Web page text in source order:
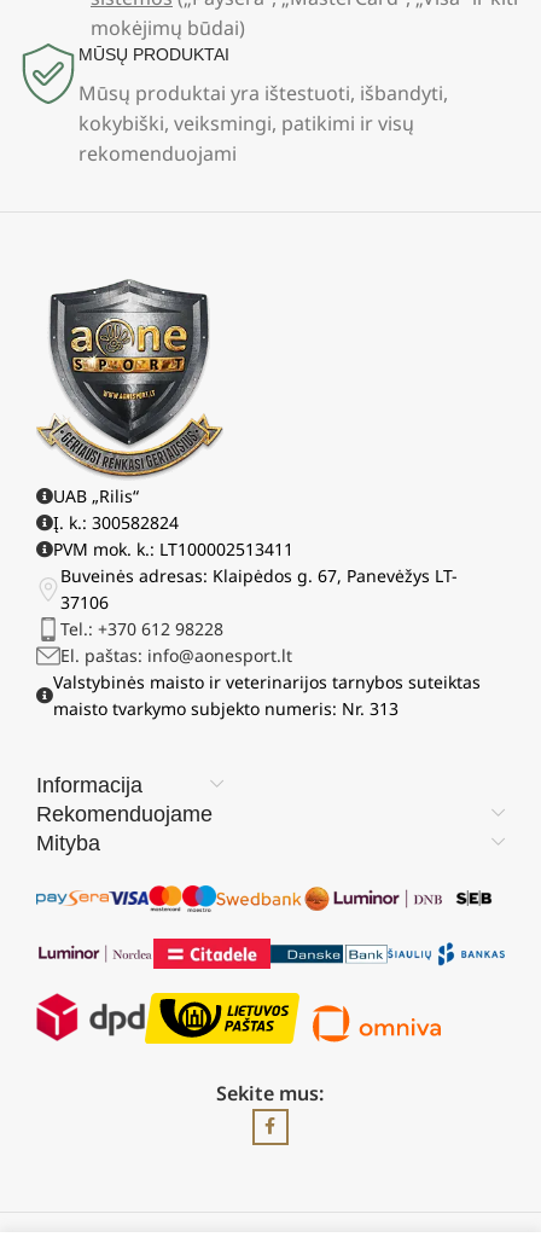
mokėjimų būdai)
MŪSŲ PRODUKTAI
Mūsų produktai yra ištestuoti, išbandyti,
kokybiški, veiksmingi, patikimi ir visų
rekomenduojami
UAB „Rilis“
Į. k.: 300582824
PVM mok. k.: LT100002513411
Buveinės adresas: Klaipėdos g. 67, Panevėžys LT-
37106
Tel.: +370 612 98228
El. paštas: info@aonesport.lt
Valstybinės maisto ir veterinarijos tarnybos suteiktas
maisto tvarkymo subjekto numeris: Nr. 313
Informacija
Rekomenduojame
Mityba
Sekite mus: